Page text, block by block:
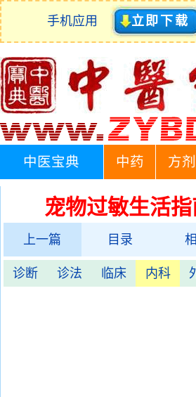
手机应用 立即下载
中医宝典 中药 方剂
宠物过敏生活
上一篇 目录
诊断 诊法 临床 内科